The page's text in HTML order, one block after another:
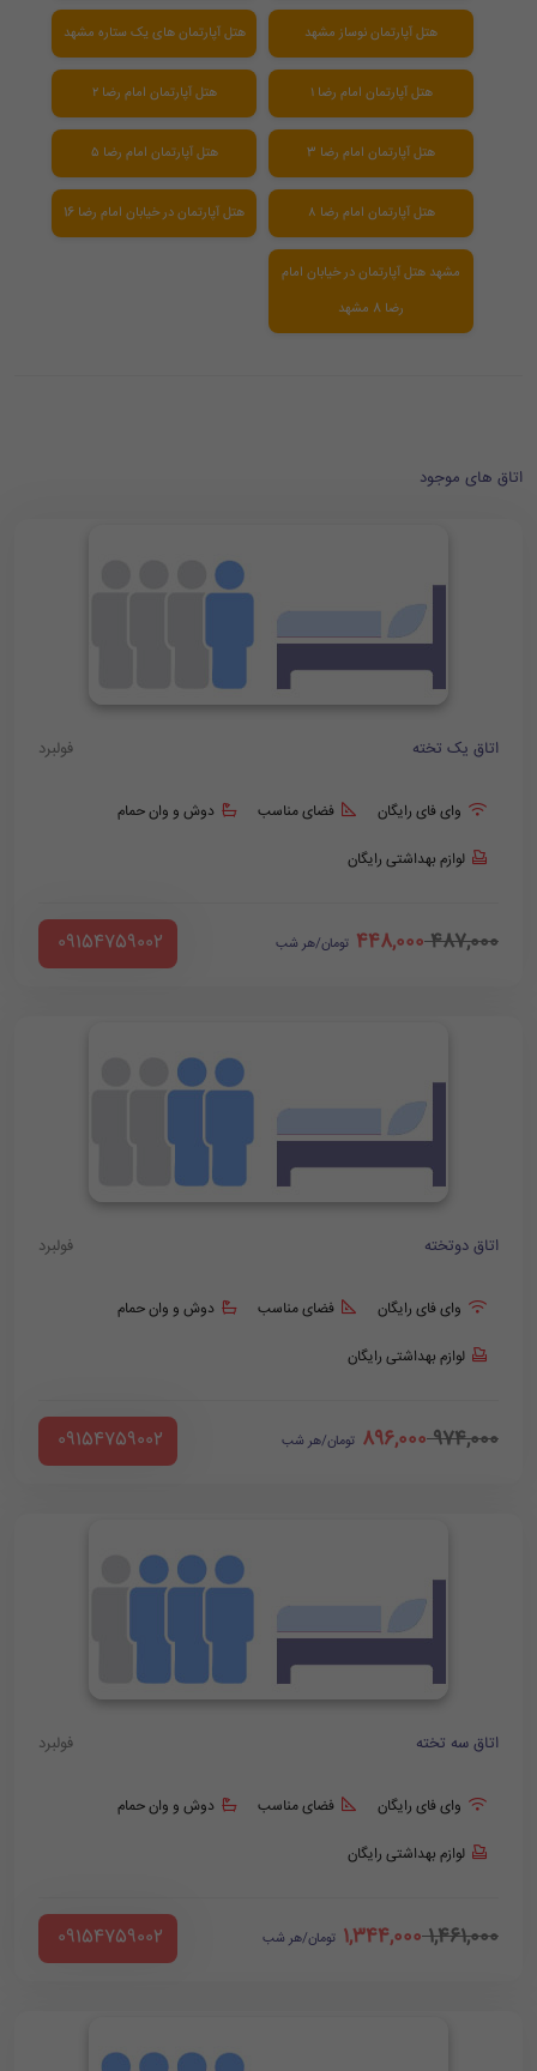
هتل آپارتمان نوساز مشهد هتل آپارتمان های یک ستاره مشهد
هتل آپارتمان امام رضا ۱ هتل آپارتمان امام رضا ۲
هتل آپارتمان امام رضا 3 هتل آپارتمان امام رضا ۵
هتل آپارتمان امام رضا ۸ هتل آپارتمان در خیابان امام رضا 16
مشهد هتل آپارتمان در خیابان امام
رضا 8 مشهد
اتاق های موجود
اتاق یک تخته فولبرد
وای فای رایگان فضای مناسب دوش و وان حمام
لوازم بهداشتی رایگان
487,000
448,000 تومان/هر شب ‪ 09154759002
اتاق دوتخته فولبرد
وای فای رایگان فضای مناسب دوش و وان حمام
لوازم بهداشتی رایگان
974,000
896,000 تومان/هر شب ‪ 09154759002
اتاق سه تخته فولبرد
وای فای رایگان فضای مناسب دوش و وان حمام
لوازم بهداشتی رایگان
1,461,000
1,344,000 تومان/هر شب ‪ 09154759002